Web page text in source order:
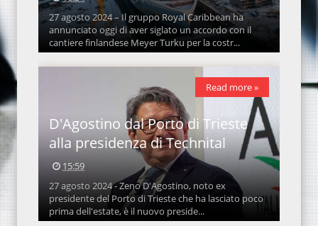
27 agosto 2024 – Il gruppo Royal Caribbean ha
annunciato oggi di aver siglato un accordo con il
cantiere finlandese Meyer Turku per la costr...
D'Agostino dal Porto di Trieste
alla presidenza di Technital
15:59
27 agosto 2024 - Zeno D'Agostino, noto ex
presidente del Porto di Trieste che ha lasciato poco
prima dell'estate, è il nuovo preside...
Read more »